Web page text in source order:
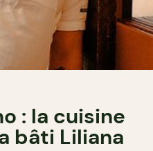
: la cuisine
bâti Liliana